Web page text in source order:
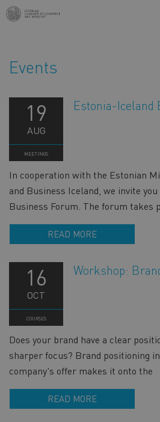
Skip
to
Events
19
AUG
MEETINGS
Estonia-Iceland
In cooperation with the Estonian
and Business Iceland, we invite
Business Forum. The forum takes
READ MORE
16
OCT
COURSES
Workshop:
Does your brand have a clear
sharper focus? Brand positioning
company's offer makes it onto the
READ MORE